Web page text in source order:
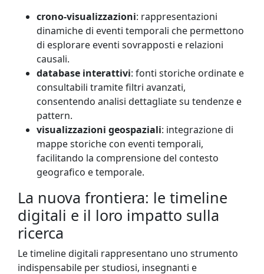
crono-visualizzazioni: rappresentazioni
dinamiche di eventi temporali che permettono
di esplorare eventi sovrapposti e relazioni
causali.
database interattivi: fonti storiche ordinate e
consultabili tramite filtri avanzati,
consentendo analisi dettagliate su tendenze e
pattern.
visualizzazioni geospaziali: integrazione di
mappe storiche con eventi temporali,
facilitando la comprensione del contesto
geografico e temporale.
La nuova frontiera: le timeline
digitali e il loro impatto sulla
ricerca
Le timeline digitali rappresentano uno strumento
indispensabile per studiosi, insegnanti e